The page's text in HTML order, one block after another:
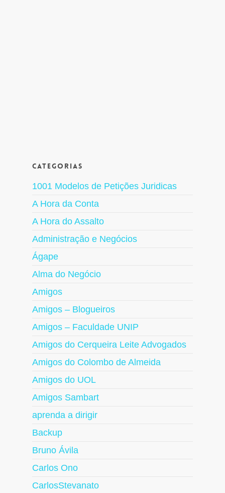
Categorias
1001 Modelos de Petições Juridicas
A Hora da Conta
A Hora do Assalto
Administração e Negócios
Ágape
Alma do Negócio
Amigos
Amigos – Blogueiros
Amigos – Faculdade UNIP
Amigos do Cerqueira Leite Advogados
Amigos do Colombo de Almeida
Amigos do UOL
Amigos Sambart
aprenda a dirigir
Backup
Bruno Ávila
Carlos Ono
CarlosStevanato